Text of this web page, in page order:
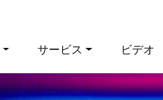
サービス ビデオ